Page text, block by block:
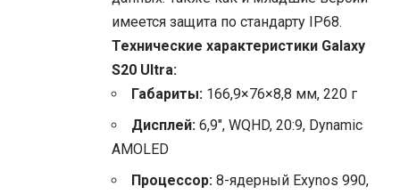
имеется защита по стандарту IP68.
Технические характеристики Galaxy
S20 Ultra:
Габариты: 166,9×76×8,8 мм, 220 г
Дисплей: 6,9″, WQHD, 20:9, Dynamic
AMOLED
Процессор: 8-ядерный Exynos 990,